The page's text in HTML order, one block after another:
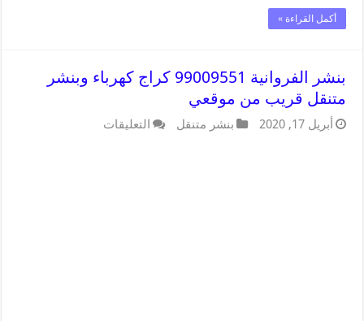
أكمل القراءة »
بنشر الفروانية 99009551 كراج كهرباء وبنشر
متنقل قريب من موقعي
أبريل 17, 2020 بنشر متنقل التعليقات